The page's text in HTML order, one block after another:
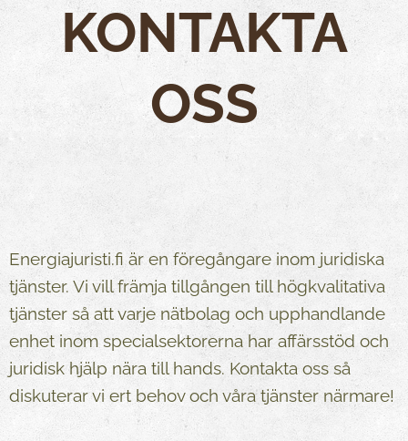
KONTAKTA
OSS
Energiajuristi.fi är en föregångare inom juridiska
tjänster. Vi vill främja tillgången till högkvalitativa
tjänster så att varje nätbolag och upphandlande
enhet inom specialsektorerna har affärsstöd och
juridisk hjälp nära till hands. Kontakta oss så
diskuterar vi ert behov och våra tjänster närmare!